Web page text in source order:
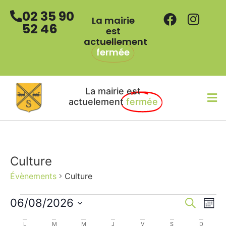
02 35 90
52 46
La mairie
est
actuellement
fermée
La mairie est
actuelement fermée
Culture
Évènements Culture
Recherche
Mois
06/08/2026
uneL M M J V S D